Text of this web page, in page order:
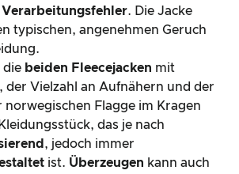
Verarbeitungsfehler. Die Jacke
typischen, angenehmen Geruch
die beiden Fleecejacken mit
der Vielzahl an Aufnähern und der
norwegischen Flagge im Kragen
das je nach
, jedoch immer
ist. Überzeugen kann auch